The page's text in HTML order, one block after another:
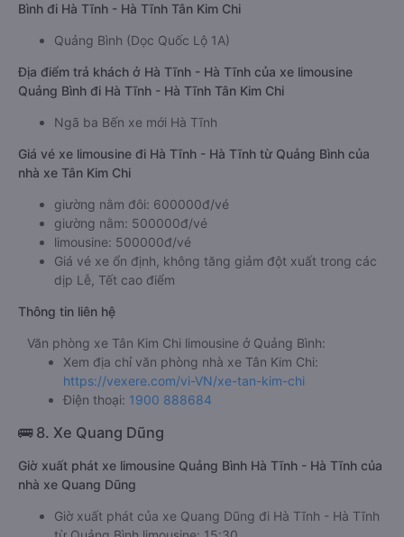
Bình đi Hà Tĩnh - Hà Tĩnh Tân Kim Chi
Quảng Bình (Dọc Quốc Lộ 1A)
Địa điểm trả khách ở Hà Tĩnh - Hà Tĩnh của xe limousine
Quảng Bình đi Hà Tĩnh - Hà Tĩnh Tân Kim Chi
Ngã ba Bến xe mới Hà Tĩnh
Giá vé xe limousine đi Hà Tĩnh - Hà Tĩnh từ Quảng Bình của
nhà xe Tân Kim Chi
giường nằm đôi: 600000đ/vé
giường nằm: 500000đ/vé
limousine: 500000đ/vé
Giá vé xe ổn định, không tăng giảm đột xuất trong các
dịp Lễ, Tết cao điểm
Thông tin liên hệ
Văn phòng xe Tân Kim Chi limousine ở Quảng Bình:
Xem địa chỉ văn phòng nhà xe Tân Kim Chi:
https://vexere.com/vi-VN/xe-tan-kim-chi
Điện thoại: 1900 888684
🚌 8. Xe Quang Dũng
Giờ xuất phát xe limousine Quảng Bình Hà Tĩnh - Hà Tĩnh của
nhà xe Quang Dũng
Giờ xuất phát của xe Quang Dũng đi Hà Tĩnh - Hà Tĩnh